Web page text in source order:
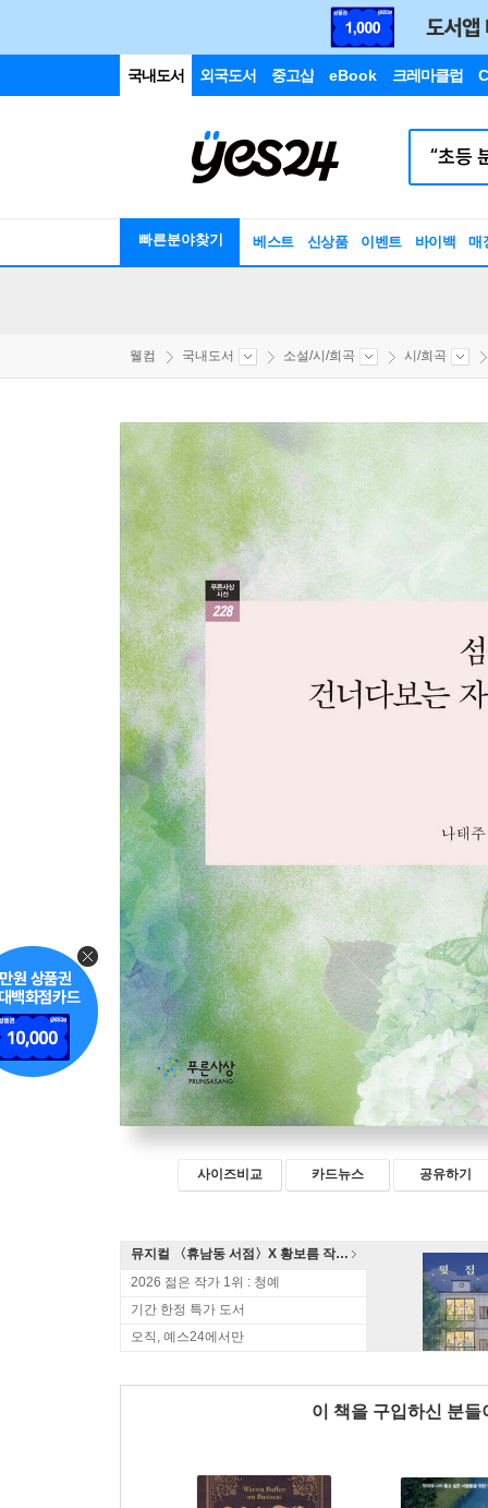
국내도서 외국도서 중고샵 eBook 크레마클럽
빠른분야찾기 베스트 신상품 이벤트 바이백 매
웰컴 국내도서 소설/시/희곡 시/희곡
사이즈비교 카드뉴스 공유하기
뮤지컬 〈휴남동 서점〉X 황보름 작가 북토크
2026 젊은 작가 1위 : 청예
기간 한정 특가 도서
오직, 예스24에서만
이 책을 구입하신 분